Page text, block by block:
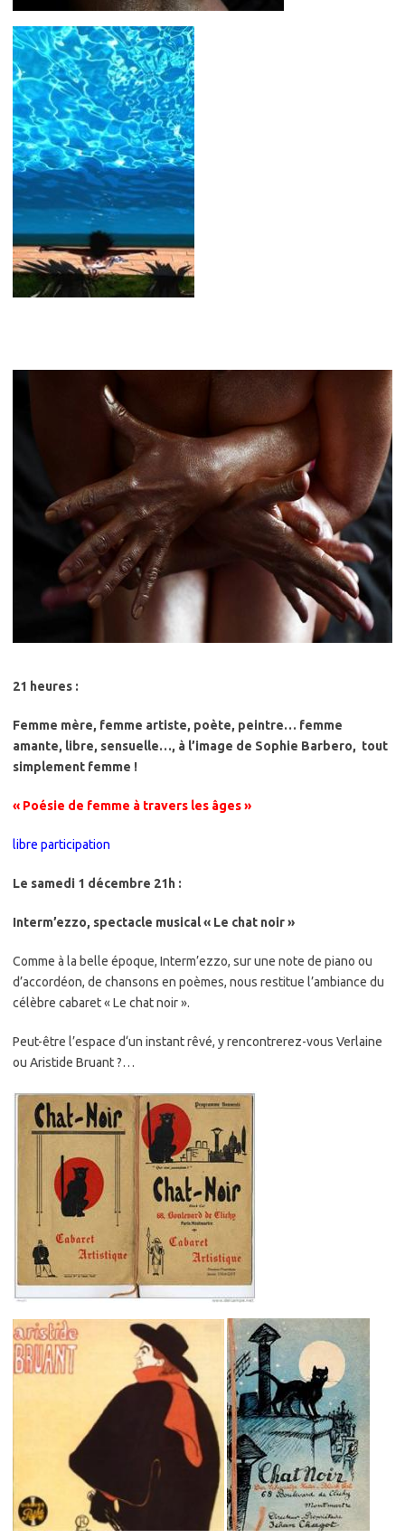
21 heures :
Femme mère, femme artiste, poète, peintre… femme
amante, libre, sensuelle…, à l’image de Sophie Barbero, tout
simplement femme !
« Poésie de femme à travers les âges »
libre participation
Le samedi 1 décembre 21h :
Interm’ezzo, spectacle musical « Le chat noir »
Comme à la belle époque, Interm’ezzo, sur une note de piano ou
d’accordéon, de chansons en poèmes, nous restitue l’ambiance du
célèbre cabaret « Le chat noir ».
Peut-être l’espace d‘un instant rêvé, y rencontrerez-vous Verlaine
ou Aristide Bruant ?…